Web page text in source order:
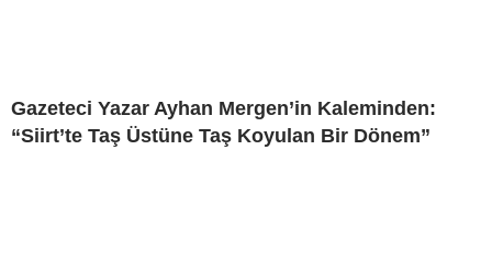
Gazeteci Yazar Ayhan Mergen’in Kaleminden:
“Siirt’te Taş Üstüne Taş Koyulan Bir Dönem”